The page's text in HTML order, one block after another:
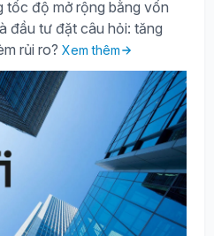
tốc độ mở rộng bằng vốn
đầu tư đặt câu hỏi: tăng
rủi ro? Xem thêm